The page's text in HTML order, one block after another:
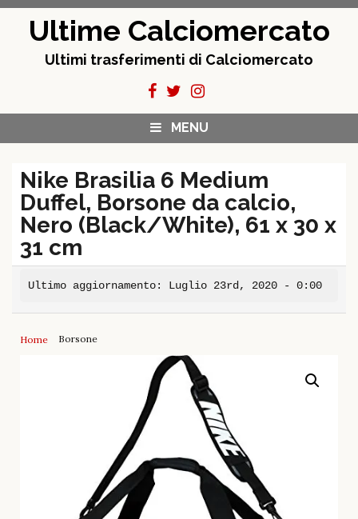
Ultime Calciomercato
Ultimi trasferimenti di Calciomercato
MENU
Nike Brasilia 6 Medium
Duffel, Borsone da calcio,
Nero (Black/White), 61 x 30 x
31 cm
Ultimo aggiornamento: Luglio 23rd, 2020 - 0:00
Home Borsone